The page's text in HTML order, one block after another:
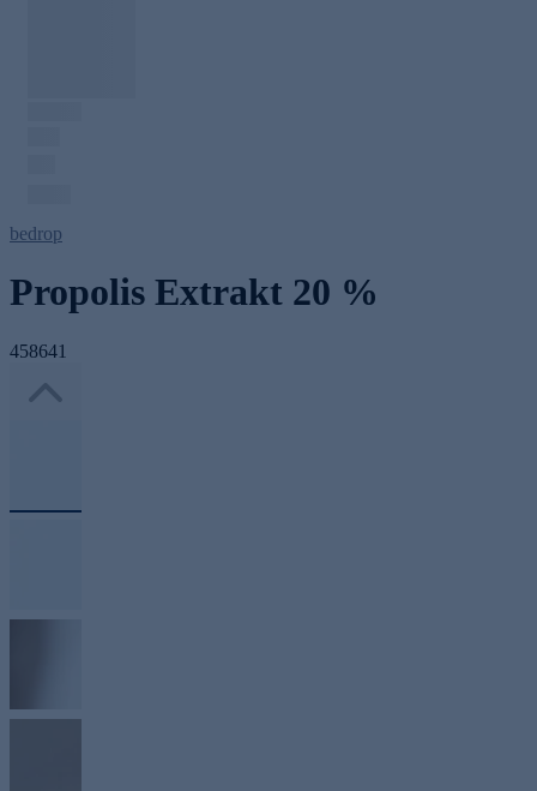
bedrop
Propolis Extrakt 20 %
458641